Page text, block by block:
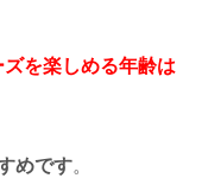
を楽しめる年齢は
めです。